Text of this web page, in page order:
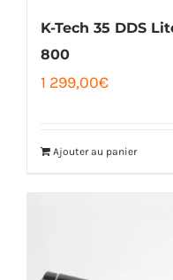
la
K-Tech 35 DDS
800
1 299,00€
Ajouter au panier